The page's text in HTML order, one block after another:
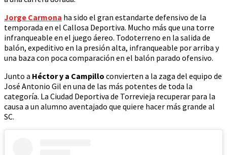
Jorge Carmona ha sido el gran estandarte defensivo de la
temporada en el Callosa Deportiva. Mucho más que una torre
infranqueable en el juego áereo. Todoterreno en la salida de
balón, expeditivo en la presión alta, infranqueable por arriba y
una baza con poca comparación en el balón parado ofensivo.
Junto a Héctor y a Campillo convierten a la zaga del equipo de
José Antonio Gil en una de las más potentes de toda la
categoría. La Ciudad Deportiva de Torrevieja recuperar para la
causa a un alumno aventajado que quiere hacer más grande al
SC.